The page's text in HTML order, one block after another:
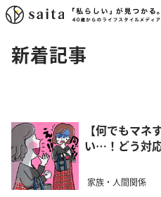
新着記事
【何でもマネ
い…！どう対
家族・人間関係